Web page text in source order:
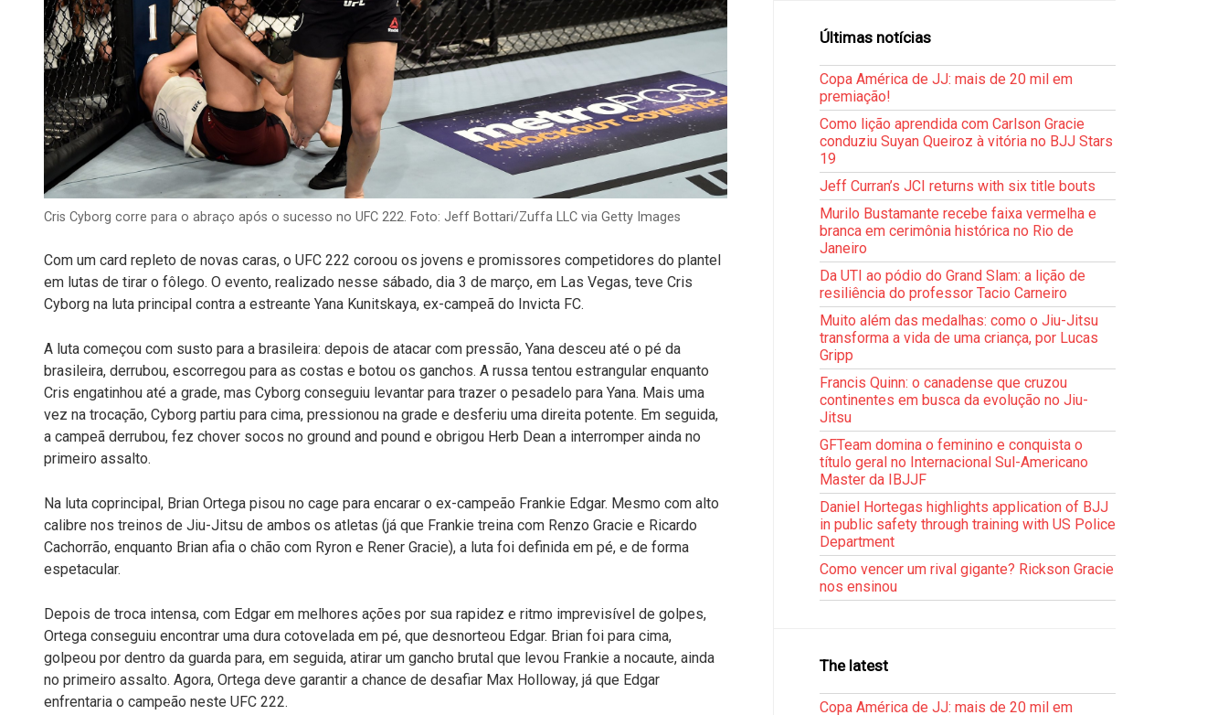
Cris Cyborg corre para o abraço após o sucesso no UFC 222. Foto: Jeff Bottari/Zuffa LLC via Getty Images
Com um card repleto de novas caras, o UFC 222 coroou os jovens e promissores competidores do plantel
em lutas de tirar o fôlego. O evento, realizado nesse sábado, dia 3 de março, em Las Vegas, teve Cris
Cyborg na luta principal contra a estreante Yana Kunitskaya, ex-campeã do Invicta FC.
A luta começou com susto para a brasileira: depois de atacar com pressão, Yana desceu até o pé da
brasileira, derrubou, escorregou para as costas e botou os ganchos. A russa tentou estrangular enquanto
Cris engatinhou até a grade, mas Cyborg conseguiu levantar para trazer o pesadelo para Yana. Mais uma
vez na trocação, Cyborg partiu para cima, pressionou na grade e desferiu uma direita potente. Em seguida,
a campeã derrubou, fez chover socos no ground and pound e obrigou Herb Dean a interromper ainda no
primeiro assalto.
Na luta coprincipal, Brian Ortega pisou no cage para encarar o ex-campeão Frankie Edgar. Mesmo com alto
calibre nos treinos de Jiu-Jitsu de ambos os atletas (já que Frankie treina com Renzo Gracie e Ricardo
Cachorrão, enquanto Brian afia o chão com Ryron e Rener Gracie), a luta foi definida em pé, e de forma
espetacular.
Depois de troca intensa, com Edgar em melhores ações por sua rapidez e ritmo imprevisível de golpes,
Ortega conseguiu encontrar uma dura cotovelada em pé, que desnorteou Edgar. Brian foi para cima,
golpeou por dentro da guarda para, em seguida, atirar um gancho brutal que levou Frankie a nocaute, ainda
no primeiro assalto. Agora, Ortega deve garantir a chance de desafiar Max Holloway, já que Edgar
enfrentaria o campeão neste UFC 222.
Últimas notícias
Copa América de JJ: mais de 20 mil em
premiação!
Como lição aprendida com Carlson Gracie
conduziu Suyan Queiroz à vitória no BJJ Stars
19
Jeff Curran’s JCI returns with six title bouts
Murilo Bustamante recebe faixa vermelha e
branca em cerimônia histórica no Rio de
Janeiro
Da UTI ao pódio do Grand Slam: a lição de
resiliência do professor Tacio Carneiro
Muito além das medalhas: como o Jiu-Jitsu
transforma a vida de uma criança, por Lucas
Gripp
Francis Quinn: o canadense que cruzou
continentes em busca da evolução no Jiu-
Jitsu
GFTeam domina o feminino e conquista o
título geral no Internacional Sul-Americano
Master da IBJJF
Daniel Hortegas highlights application of BJJ
in public safety through training with US Police
Department
Como vencer um rival gigante? Rickson Gracie
nos ensinou
The latest
Copa América de JJ: mais de 20 mil em